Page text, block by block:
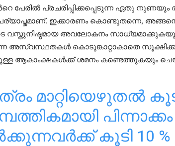
പേരിൽ പ്രചരിപ്പിക്കപ്പെടുന്ന ഏതു
ഇക്കാരണം കൊണ്ടുതന്നെ, അങ്ങനെ
വസ്തുനിഷ്ഠമായ അവലോകനം
അസ്വസ്ഥതകൾ കൊടുങ്കാറ്റാകാതെ
ആകാംക്ഷകൾക്ക് ശമനം കണ്ടെത്തുകയും
മാറ്റിയെഴുതൽ
പിന്നാക്കം
കൂടി 10 %